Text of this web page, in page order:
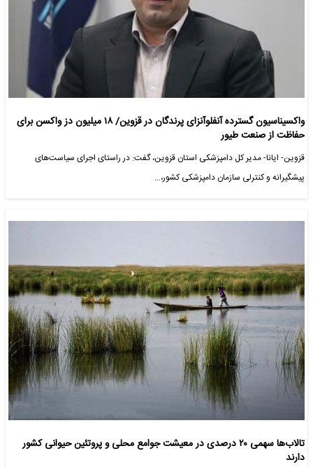
واکسیناسیون گسترده آنفلوآنزای پرندگان در قزوین/ ۱۸ میلیون دز واکسن برای
حفاظت از صنعت طیور
قزوین- ایانا- مدیر کل دامپزشکی استان قزوین، گفت: در راستای اجرای سیاست‌های
پیشگیرانه و کنترلی سازمان دامپزشکی کشور،…
تالاب‌ها سهمی ۲۰ درصدی در معیشت جوامع محلی و پروتئین حیوانی کشور
دارند